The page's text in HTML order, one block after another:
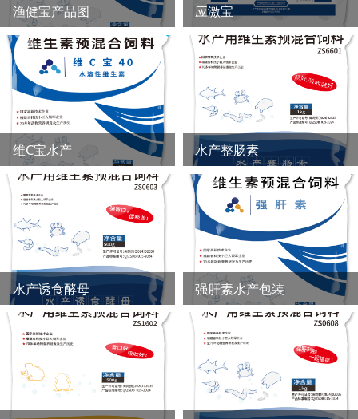
渔健宝产品图 应激宝
维C宝水产 水产整肠素
水产诱食酵母 强肝素水产包装